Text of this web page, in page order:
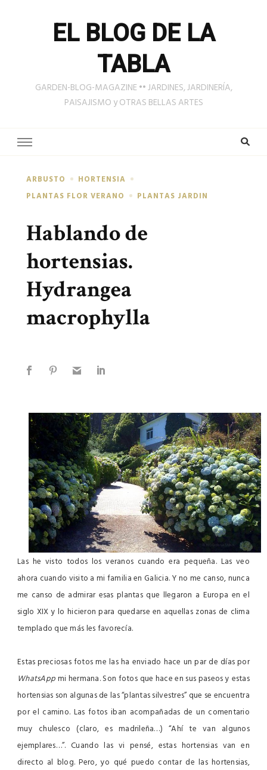
EL BLOG DE LA
TABLA
GARDEN-BLOG-MAGAZINE •• JARDINES, JARDINERÍA,
PAISAJISMO y OTRAS BELLAS ARTES
ARBUSTO
HORTENSIA
PLANTAS FLOR VERANO
PLANTAS JARDIN
Hablando de
hortensias.
Hydrangea
macrophylla
Las he visto todos los veranos cuando era pequeña. Las veo
ahora cuando visito a mi familia en Galicia. Y no me canso, nunca
me canso de admirar esas plantas que llegaron a Europa en el
siglo XIX y lo hicieron para quedarse en aquellas zonas de clima
templado que más les favorecía.
Estas preciosas fotos me las ha enviado hace un par de días por
WhatsAppmi hermana. Son fotos que hace en sus paseos y estas
hortensias son algunas de las “plantas silvestres” que se encuentra
por el camino. Las fotos iban acompañadas de un comentario
muy chulesco (claro, es madrileña…) “Ahí te van algunos
ejemplares…”. Cuando las vi pensé, estas hortensias van en
directo al blog. Pero, yo qué puedo contar de las hortensias,